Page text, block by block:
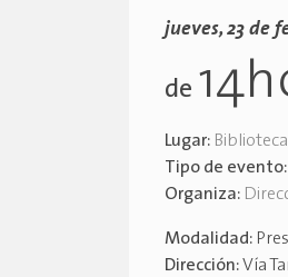
jueves, 23 de
de
Lugar:
Tipo de evento:
Organiza:
Modalidad:
Dirección:Vía